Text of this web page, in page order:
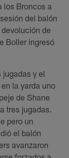
los Broncos a
del balón
de
Boller ingresó
jugadas y el
la yarda uno
de Shane
tres jugadas.
pero un
el balón
avanzaron